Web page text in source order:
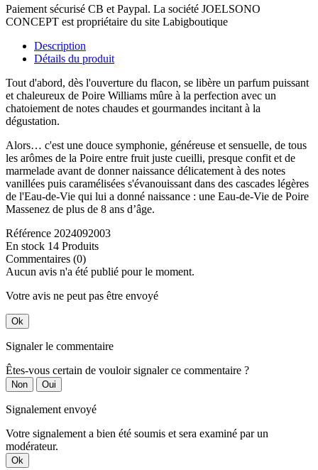
Paiement sécurisé CB et Paypal. La société JOELSONO
CONCEPT est propriétaire du site Labigboutique
Description
Détails du produit
Tout d'abord, dès l'ouverture du flacon, se libère un parfum puissant
et chaleureux de Poire Williams mûre à la perfection avec un
chatoiement de notes chaudes et gourmandes incitant à la
dégustation.
Alors… c'est une douce symphonie, généreuse et sensuelle, de tous
les arômes de la Poire entre fruit juste cueilli, presque confit et de
marmelade avant de donner naissance délicatement à des notes
vanillées puis caramélisées s'évanouissant dans des cascades légères
de l'Eau-de-Vie qui lui a donné naissance : une Eau-de-Vie de Poire
Massenez de plus de 8 ans d’âge.
Référence 2024092003
En stock 14 Produits
Commentaires (0)
Aucun avis n'a été publié pour le moment.
Votre avis ne peut pas être envoyé
Ok
Signaler le commentaire
Êtes-vous certain de vouloir signaler ce commentaire ?
Non Oui
Signalement envoyé
Votre signalement a bien été soumis et sera examiné par un
modérateur.
Ok